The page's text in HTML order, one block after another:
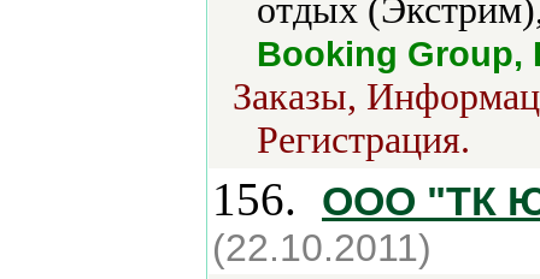
отдых
Booking
Заказы,
Регистрация.
156. ООО "ТК
(22.10.2011)